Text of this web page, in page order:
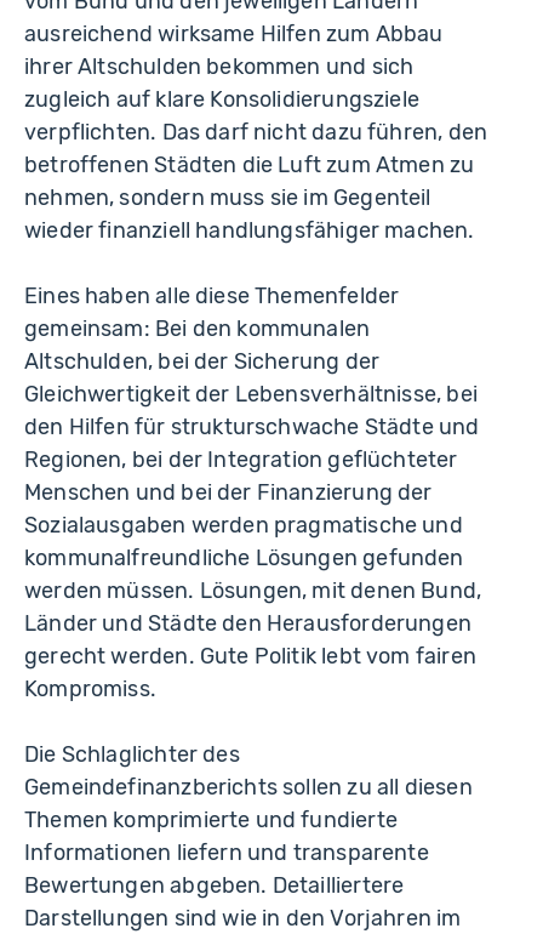
ausreichend wirksame Hilfen zum Abbau
ihrer Altschulden bekommen und sich
zugleich auf klare Konsolidierungsziele
verpflichten. Das darf nicht dazu führen, den
betroffenen Städten die Luft zum Atmen zu
nehmen, sondern muss sie im Gegenteil
wieder finanziell handlungsfähiger machen.
Eines haben alle diese Themenfelder
gemeinsam: Bei den kommunalen
Altschulden, bei der Sicherung der
Gleichwertigkeit der Lebensverhältnisse, bei
den Hilfen für strukturschwache Städte und
Regionen, bei der Integration geflüchteter
Menschen und bei der Finanzierung der
Sozialausgaben werden pragmatische und
kommunalfreundliche Lösungen gefunden
werden müssen. Lösungen, mit denen Bund,
Länder und Städte den Herausforderungen
gerecht werden. Gute Politik lebt vom fairen
Kompromiss.
Die Schlaglichter des
Gemeindefinanzberichts sollen zu all diesen
Themen komprimierte und fundierte
Informationen liefern und transparente
Bewertungen abgeben. Detailliertere
Darstellungen sind wie in den Vorjahren im